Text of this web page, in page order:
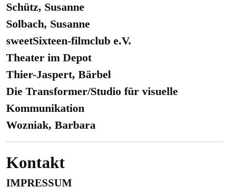
Schütz, Susanne
Solbach, Susanne
sweetSixteen-filmclub e.V.
Theater im Depot
Thier-Jaspert, Bärbel
Die Transformer/Studio für visuelle
Kommunikation
Wozniak, Barbara
Kontakt
IMPRESSUM